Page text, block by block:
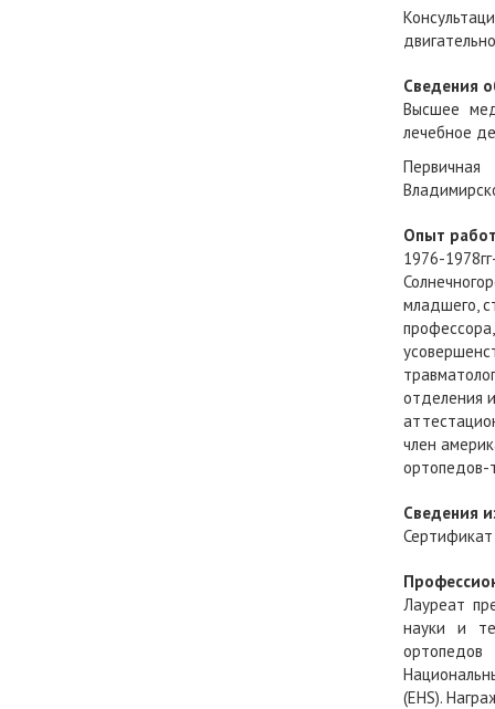
Сведения
Высшее
лечебное
Опыт
1976-
младшего,
отделения
член
ортопедов-
Сведения
Лауреат
науки и
(EHS).